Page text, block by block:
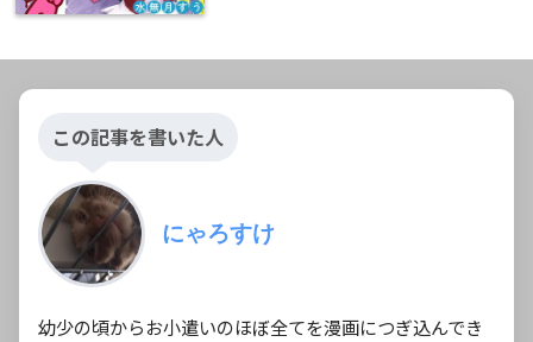
この記事を書いた人
にゃろすけ
幼少の頃からお小遣いのほぼ全てを漫画につぎ込んでき